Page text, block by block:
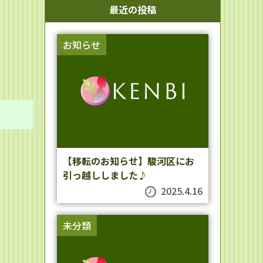
最近の投稿
お知らせ
【移転のお知らせ】駿河区にお
引っ越ししました♪
2025.4.16
未分類